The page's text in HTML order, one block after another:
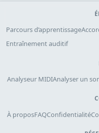
Parcours d’apprentissage
Entraînement auditif
Analyseur MIDIAnalyser un
À proposFAQConfidentialité